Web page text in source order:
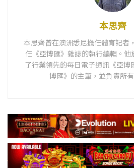
本思齊
本思齊曾在澳洲悉尼擔任體育記者
任《亞博匯》雜誌的執行編輯。
了行業領先的每日電子通訊《亞博
博匯》的主筆，並負責所